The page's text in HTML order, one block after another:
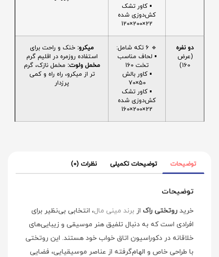
▪️ کاور تشک
کش‌دوزی شده
22×200×120
دو نفره
(عرض
160)
🔹 6 تکه شامل:
▪️ لحاف مناسب
تخت 160
▪️ کاور بالش
50×70
▪️ کاور تشک
کش‌دوزی شده
22×200×160
میکرو: خنک و راحت برای
استفاده روزمره در اقلیم گرم
مخمل ولوت: مخمل نازک، گرم
تر از میکرو، راه راه و کمی
پرزدار
توضیحات توضیحات تکمیلی نظرات (0)
توضیحات
خرید روتختی راک از برند مینی‌ مال، انتخابی بی‌نظیر برای
افرادی است که به دنبال تلفیق هنر موسیقی و زیبایی‌های
خلاقانه در دکوراسیون اتاق خواب خود هستند. این روتختی
با طراحی خاص و الهام‌گرفته از عناصر موسیقیایی، فضایی